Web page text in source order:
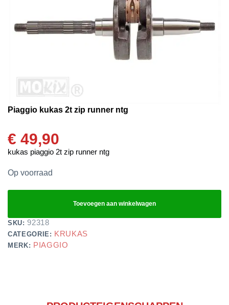
Piaggio kukas 2t zip runner ntg
€ 49,90
kukas piaggio 2t zip runner ntg
Op voorraad
Toevoegen aan winkelwagen
SKU:92318
CATEGORIE: KRUKAS
MERK: PIAGGIO